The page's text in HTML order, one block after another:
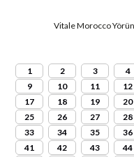
Vitale Morocco
1 2 3 4
9
10 11 12
17
18 19 20
25
26 27 28
33
34 35 36
41
42 43 44